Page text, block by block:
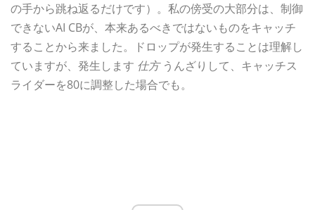
の手から跳ね返るだけです）。私の傍受の大部分は、制御
できないAI CBが、本来あるべきではないものをキャッチ
することから来ました。ドロップが発生することは理解し
ていますが、発生します 仕方うんざりして、キャッチス
ライダーを80に調整した場合でも。